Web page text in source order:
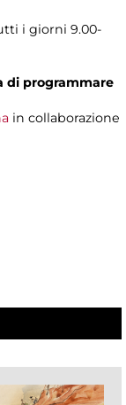
i giorni 9.00-
di programmare
in collaborazione